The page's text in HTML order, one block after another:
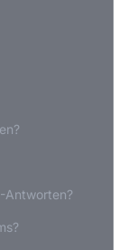
Antworten?